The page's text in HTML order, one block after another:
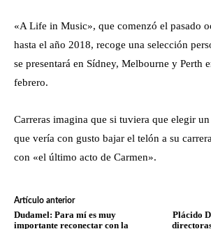
«A Life in Music», que comenzó el pasado
hasta el año 2018, recoge una selección
se presentará en Sídney, Melbourne y Perth
febrero.
Carreras imagina que si tuviera que elegir
que vería con gusto bajar el telón a su
con «el último acto de Carmen».
Artículo anterior
Dudamel: Para mí es muy
importante reconectar con la
Plácido